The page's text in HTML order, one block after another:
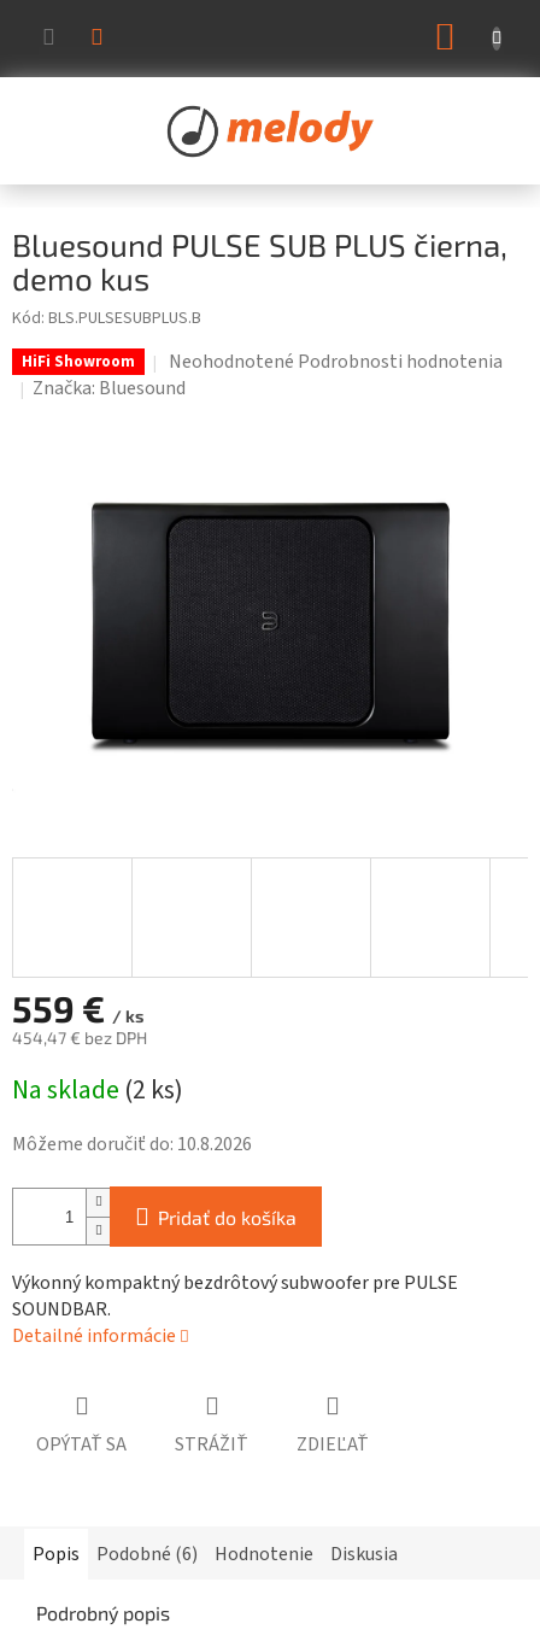
obsah
Bluesound PULSE SUB PLUS čierna,
demo kus
Kód: BLS.PULSESUBPLUS.B
HiFi Showroom
Priemerné
hodnotenie
5
hviezdičiek.
Neohodnotené Podrobnosti hodnotenia
Značka: Bluesound
559 € / ks
454,47 € bez DPH
cena:
Na sklade (2 ks)
Môžeme doručiť do: 10.8.2026
Pridať do košíka
Výkonný kompaktný bezdrôtový subwoofer pre PULSE
SOUNDBAR.
Detailné informácie
OPÝTAŤ SA STRÁŽIŤ ZDIEĽAŤ
Popis Podobné (6) Hodnotenie Diskusia
Podrobný popis